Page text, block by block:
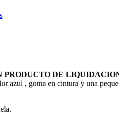
PRODUCTO DE
, goma en cintura y una